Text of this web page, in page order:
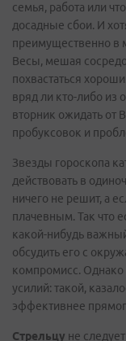
семья, работа или
досадные сбои. И
преимущественно в
Весы, мешая
похвастаться
вряд ли кто-либо из
вторник ожидать от
пробуксовок и
Звезды гороскопа
действовать в
ничего не решит, а
плачевным. Так что
какой-нибудь
обсудить его с
компромисс. Однако
усилий: такой,
эффективнее
Стрельцу не